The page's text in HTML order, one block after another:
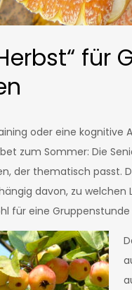
für
oder eine kognitive
zum Sommer: Die
der thematisch passt.
davon, zu
für eine